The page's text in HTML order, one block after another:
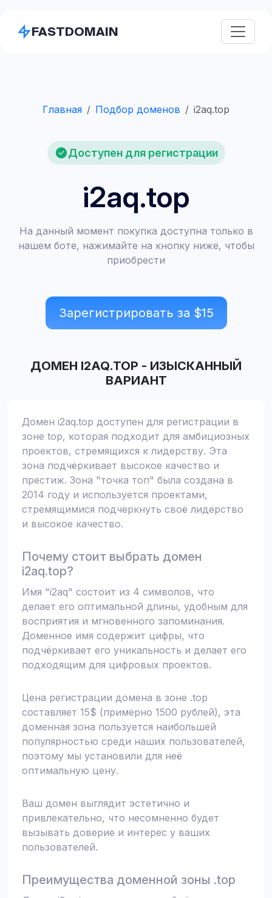
FASTDOMAIN
Главная Подбор доменов i2aq.top
Доступен для регистрации
i2aq.top
На данный момент покупка доступна только в
нашем боте, нажимайте на кнопку ниже, чтобы
приобрести
Зарегистрировать за $15
ДОМЕН I2AQ.TOP - ИЗЫСКАННЫЙ
ВАРИАНТ
Домен i2aq.top доступен для регистрации в
зоне top, которая подходит для амбициозных
проектов, стремящихся к лидерству. Эта
зона подчёркивает высокое качество и
престиж. Зона "точка топ" была создана в
2014 году и используется проектами,
стремящимися подчеркнуть своё лидерство
и высокое качество.
Почему стоит выбрать домен
i2aq.top?
Имя "i2aq" состоит из 4 символов, что
делает его оптимальной длины, удобным для
восприятия и мгновенного запоминания.
Доменное имя содержит цифры, что
подчёркивает его уникальность и делает его
подходящим для цифровых проектов.
Цена регистрации домена в зоне .top
составляет 15$ (примерно 1500 рублей), эта
доменная зона пользуется наибольшей
популярностью среди наших пользователей,
поэтому мы установили для неё
оптимальную цену.
Ваш домен выглядит эстетично и
привлекательно, что несомненно будет
вызывать доверие и интерес у ваших
пользователей.
Преимущества доменной зоны .top